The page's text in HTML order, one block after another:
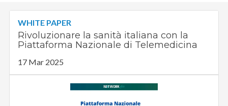
WHITE PAPER
Rivoluzionare la sanità italiana con la
Piattaforma Nazionale di Telemedicina
17 Mar 2025